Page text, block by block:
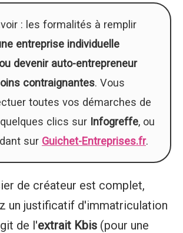
: les formalités à remplir
entreprise individuelle
devenir auto-entrepreneur
contraignantes. Vous
toutes vos démarches de
clics sur Infogreffe, ou
sur Guichet-Entreprises.fr.
de créateur est complet,
un justificatif d'immatriculation
de l'extrait Kbis (pour une